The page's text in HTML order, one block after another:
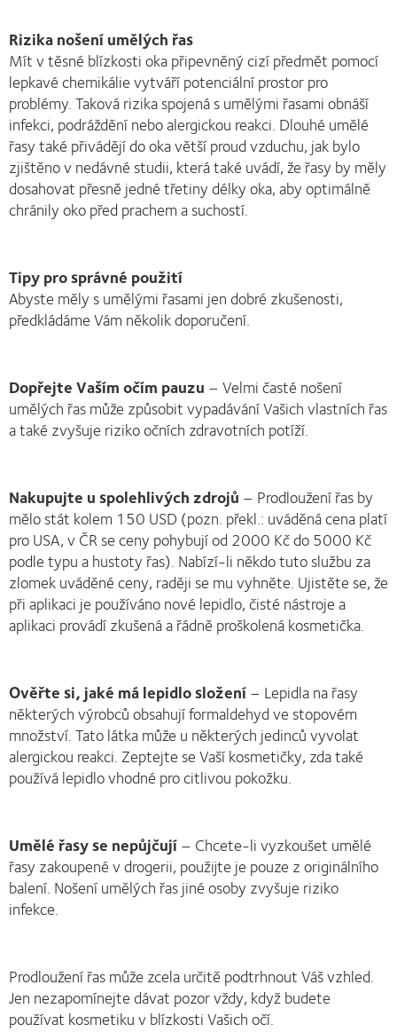
Rizika nošení umělých řas
Mít v těsné blízkosti oka připevněný cizí předmět pomocí
lepkavé chemikálie vytváří potenciální prostor pro
problémy. Taková rizika spojená s umělými řasami obnáší
infekci, podráždění nebo alergickou reakci. Dlouhé umělé
řasy také přivádějí do oka větší proud vzduchu, jak bylo
zjištěno v nedávné studii, která také uvádí, že řasy by měly
dosahovat přesně jedné třetiny délky oka, aby optimálně
chránily oko před prachem a suchostí.
Tipy pro správné použití
Abyste měly s umělými řasami jen dobré zkušenosti,
předkládáme Vám několik doporučení.
Dopřejte Vaším očím pauzu – Velmi časté nošení
umělých řas může způsobit vypadávání Vašich vlastních řas
a také zvyšuje riziko očních zdravotních potíží.
Nakupujte u spolehlivých zdrojů – Prodloužení řas by
mělo stát kolem 150 USD (pozn. překl.: uváděná cena platí
pro USA, v ČR se ceny pohybují od 2000 Kč do 5000 Kč
podle typu a hustoty řas). Nabízí-li někdo tuto službu za
zlomek uváděné ceny, raději se mu vyhněte. Ujistěte se, že
při aplikaci je používáno nové lepidlo, čisté nástroje a
aplikaci provádí zkušená a řádně proškolená kosmetička.
Ověřte si, jaké má lepidlo složení– Lepidla na řasy
některých výrobců obsahují formaldehyd ve stopovém
množství. Tato látka může u některých jedinců vyvolat
alergickou reakci. Zeptejte se Vaší kosmetičky, zda také
používá lepidlo vhodné pro citlivou pokožku.
Umělé řasy se nepůjčují– Chcete-li vyzkoušet umělé
řasy zakoupené v drogerii, použijte je pouze z originálního
balení. Nošení umělých řas jiné osoby zvyšuje riziko
infekce.
Prodloužení řas může zcela určitě podtrhnout Váš vzhled.
Jen nezapomínejte dávat pozor vždy, když budete
používat kosmetiku v blízkosti Vašich očí.